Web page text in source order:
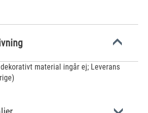
material ingår ej; Leverans